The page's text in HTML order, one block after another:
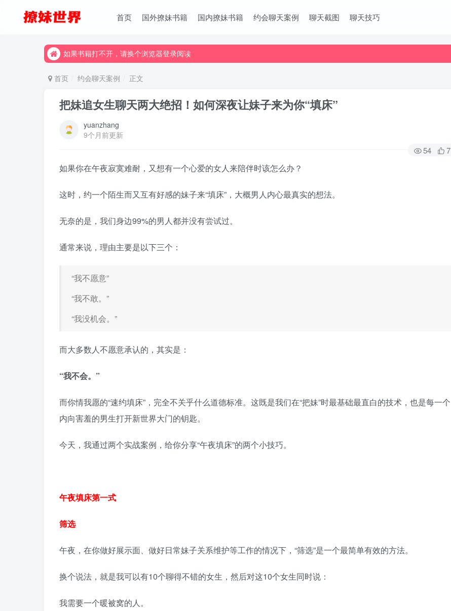
首页 国外撩妹书籍 国内撩妹书籍 约会聊天案例 聊天截图 聊天技巧
如果书籍打不开，请换个浏览器登录阅读
如果书籍打不开，请换个浏览器登录阅读
首页 约会聊天案例 正文
把妹追女生聊天两大绝招！如何深夜让妹子来为你“填床”
yuanzhang
9个月前更新
54 7
如果你在午夜寂寞难耐，又想有一个心爱的女人来陪伴时该怎么办？
这时，约一个陌生而又互有好感的妹子来“填床”，大概男人内心最真实的想法。
无奈的是，我们身边99%的男人都并没有尝试过。
通常来说，理由主要是以下三个：
“我不愿意”
“我不敢。”
“我没机会。”
而大多数人不愿意承认的，其实是：
“我不会。”
而你情我愿的“速约填床”，完全不关乎什么道德标准。这既是我们在“把妹”时最基础最直白的技术，也是每一个
内向害羞的男生打开新世界大门的钥匙。
今天，我通过两个实战案例，给你分享“午夜填床”的两个小技巧。
午夜填床第一式
筛选
午夜，在你做好展示面、做好日常妹子关系维护等工作的情况下，“筛选”是一个最简单有效的方法。
换个说法，就是我可以有10个聊得不错的女生，然后对这10个女生同时说：
我需要一个暖被窝的人。